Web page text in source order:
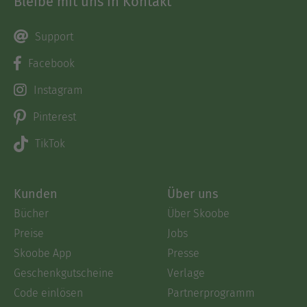
Support
Facebook
Instagram
Pinterest
TikTok
Kunden
Bücher
Preise
Skoobe App
Geschenkgutscheine
Code einlösen
Über uns
Über Skoobe
Jobs
Presse
Verlage
Partnerprogramm